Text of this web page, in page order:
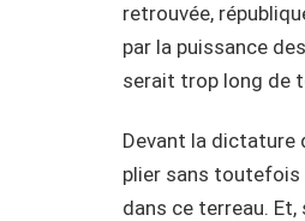
retrouvée,
par la puissance
serait trop long de
Devant la dictature
plier sans toutefois
dans ce terreau.